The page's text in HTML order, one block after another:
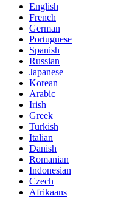
English
French
German
Portuguese
Spanish
Russian
Japanese
Korean
Arabic
Irish
Greek
Turkish
Italian
Danish
Romanian
Indonesian
Czech
Afrikaans